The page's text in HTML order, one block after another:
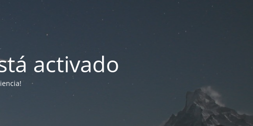
activado